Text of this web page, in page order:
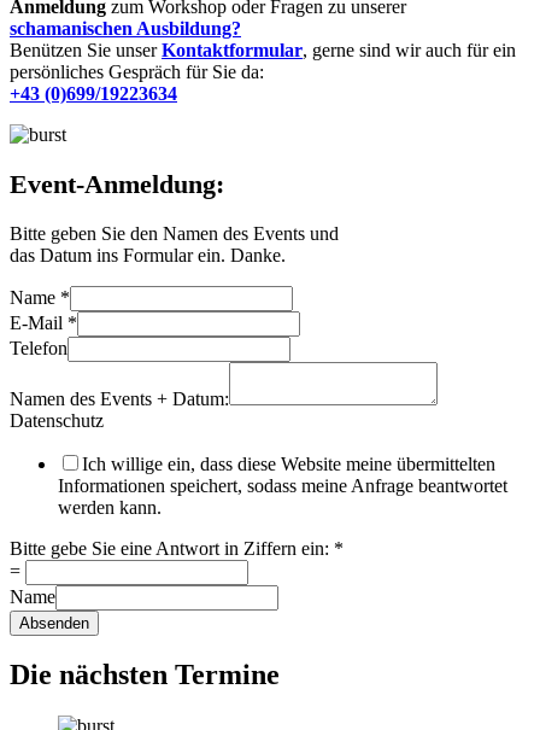
Anmeldung zum Workshop oder Fragen zu unserer
schamanischen Ausbildung?
Benützen Sie unserKontaktformular, gerne sind wir auch für ein
persönliches Gespräch für Sie da:
+43 (0)699/19223634
Event-Anmeldung:
Bitte geben Sie den Namen des Events und
das Datum ins Formular ein. Danke.
Name *
E-Mail *
Telefon
Namen des Events + Datum:
Datenschutz
Ich willige ein, dass diese Website meine übermittelten
Informationen speichert, sodass meine Anfrage beantwortet
werden kann.
Bitte gebe Sie eine Antwort in Ziffern ein: *
=
Name
Absenden
Die nächsten Termine